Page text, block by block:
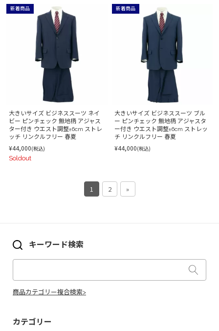
新着商品
大きいサイズ ビジネススーツ ネイ
ビー ピンチェック 無地柄 アジャス
ター付き ウエスト調整±6cm ストレ
ッチ リンクルフリー 春夏
¥44,000(税込)
Soldout
新着商品
大きいサイズ ビジネススーツ ブル
ー ピンチェック 無地柄 アジャスタ
ー付き ウエスト調整±6cm ストレッ
チ リンクルフリー 春夏
¥44,000(税込)
1 2 »
キーワード検索
商品カテゴリー複合検索>
カテゴリー